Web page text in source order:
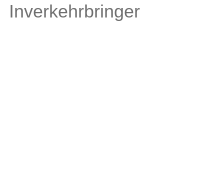
Inverkehrbringer